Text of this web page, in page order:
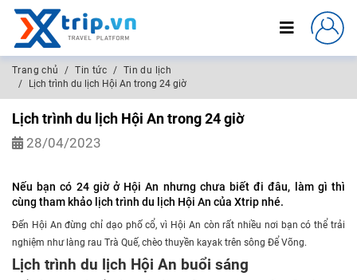
Trang chủ Tin tức
Tin du lịch
Lịch trình du lịch Hội An trong 24 giờ
Lịch trình du lịch Hội An trong 24 giờ
28/04/2023
Nếu bạn có 24 giờ ở Hội An nhưng chưa biết đi đâu, làm gì thì
cùng tham khảo lịch trình du lịch Hội An của Xtrip nhé.
Đến Hội An đừng chỉ dạo phố cổ, vì Hội An còn rất nhiều nơi bạn có thể trải
nghiệm như làng rau Trà Quế, chèo thuyền kayak trên sông Để Võng.
Lịch trình du lịch Hội An buổi sáng